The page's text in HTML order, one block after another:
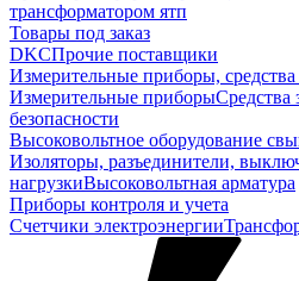
трансформатором ятп
Товары под заказ
DKCПрочие поставщики
Измерительные приборы,
Измерительные приборыСредства
безопасности
Высоковольтное оборудование
Изоляторы, разъединители,
нагрузкиВысоковольтная арматура
Приборы контроля и учета
Счетчики электроэнергии